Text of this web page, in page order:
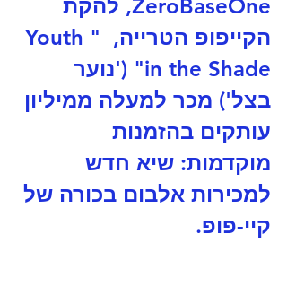
ZeroBaseOne, להקת
הקייפופ הטרייה,  "Youth
in the Shade" ('נוער
בצל') מכר למעלה ממיליון
עותקים בהזמנות
מוקדמות: שיא חדש
למכירות אלבום בכורה של
קיי-פופ.